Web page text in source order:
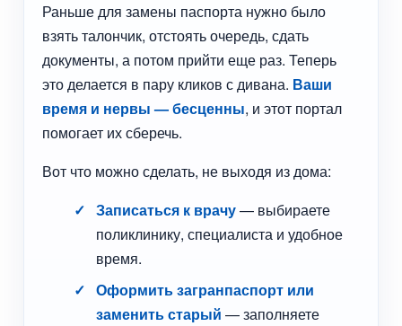
Раньше для замены паспорта нужно было
взять талончик, отстоять очередь, сдать
документы, а потом прийти еще раз. Теперь
это делается в пару кликов с дивана. Ваши
время и нервы — бесценны, и этот портал
помогает их сберечь.
Вот что можно сделать, не выходя из дома:
Записаться к врачу— выбираете
поликлинику, специалиста и удобное
время.
Оформить загранпаспорт или
заменить старый — заполняете